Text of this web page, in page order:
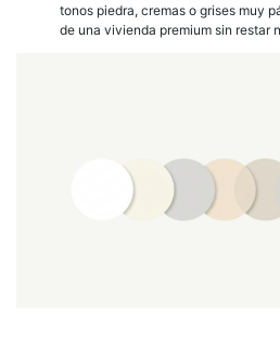
tonos piedra, cremas o grises muy
de una vivienda premium sin restar